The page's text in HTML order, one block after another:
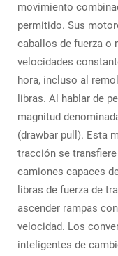
movimiento
permitido. Sus
caballos de fuerza o
velocidades
hora, incluso al
libras. Al hablar de
magnitud
(drawbar pull). Esta
tracción se
camiones capaces
libras de fuerza de
ascender rampas
velocidad. Los
inteligentes de